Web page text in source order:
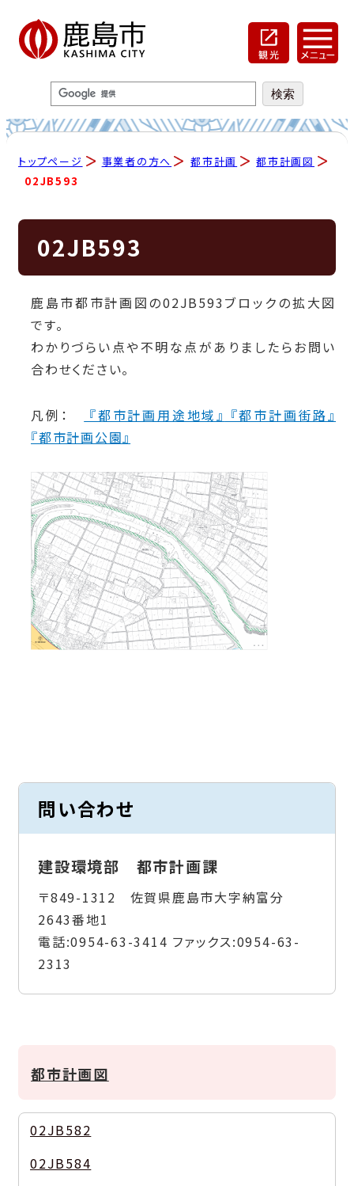
トップページ 事業者の方へ 都市計画
都市計画図
02JB593
02JB593
鹿島市都市計画図の02JB593ブロックの拡大図
です。
わかりづらい点や不明な点がありましたらお問い
合わせください。
凡例： 『都市計画用途地域』 『都市計画街路』
『都市計画公園』
問い合わせ
建設環境部 都市計画課
〒849-1312 佐賀県鹿島市大字納富分
2643番地1
電話:0954-63-3414 ファックス:0954-63-
2313
都市計画図
02JB582
02JB584